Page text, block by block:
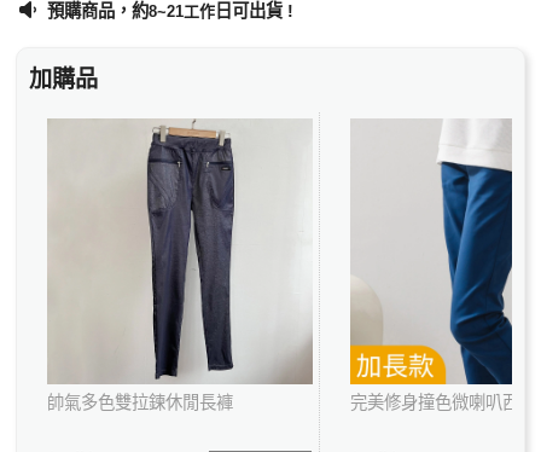
預購商品，約8~21工作 日可出貨 !
加購品
帥氣多色雙拉鍊休閒長褲 完美修身撞色微喇叭西裝